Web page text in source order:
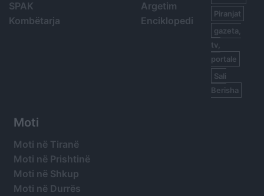
SPAK
Kombëtarja
Argetim
Enciklopedi
Piranjat
gazeta,
tv,
portale
Sali
Berisha
Moti
Moti në Tiranë
Moti në Prishtinë
Moti në Shkup
Moti në Durrës